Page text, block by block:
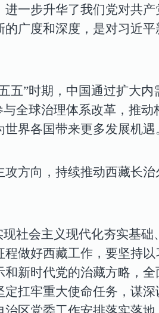
一步升华了我们党对共
广度和深度，是对习近
五”时期，中国通过扩大
全球治理体系改革，推
界各国带来更多发展机遇
攻方向，持续推动西藏长
现社会主义现代化夯实基
程做好西藏工作，要坚持
新时代党的治藏方略，
扛牢重大使命任务，谋